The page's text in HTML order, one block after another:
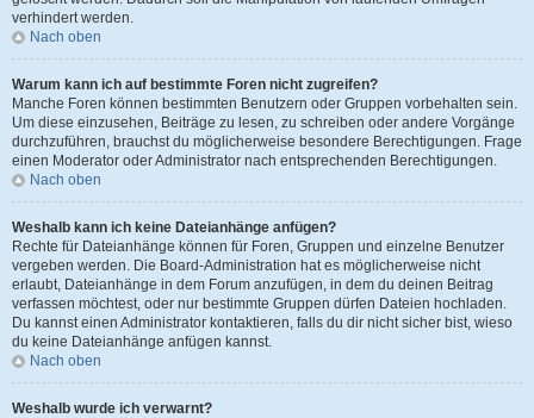
verhindert werden.
Nach oben
Warum kann ich auf bestimmte Foren nicht zugreifen?
Manche Foren können bestimmten Benutzern oder Gruppen vorbehalten sein.
Um diese einzusehen, Beiträge zu lesen, zu schreiben oder andere Vorgänge
durchzuführen, brauchst du möglicherweise besondere Berechtigungen. Frage
einen Moderator oder Administrator nach entsprechenden Berechtigungen.
Nach oben
Weshalb kann ich keine Dateianhänge anfügen?
Rechte für Dateianhänge können für Foren, Gruppen und einzelne Benutzer
vergeben werden. Die Board-Administration hat es möglicherweise nicht
erlaubt, Dateianhänge in dem Forum anzufügen, in dem du deinen Beitrag
verfassen möchtest, oder nur bestimmte Gruppen dürfen Dateien hochladen.
Du kannst einen Administrator kontaktieren, falls du dir nicht sicher bist, wieso
du keine Dateianhänge anfügen kannst.
Nach oben
Weshalb wurde ich verwarnt?